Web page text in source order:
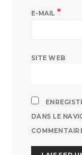
E-MAIL *
SITE WEB
DANS LE